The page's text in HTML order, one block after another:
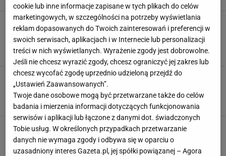
Komunia w domu czy w lokalu?
Dziś to wybieramy chętniej. "Wszyscy się tam
męczyliśmy"
KOMUNIA PRZEKĄSKA RESTAURACJA
Łabędzi puch to już przeżytek. Teraz to ciasto
zrobi furorę na komunii
CIASTA DOMOWE CIASTO LEŚNY MECH KOMUNIA
Co jedzą Polacy na komuniach? Kucharki są w
szoku. "Co to są gordonble?!"
JEDZENIE KOMUNIA NEWS
cookie lub inne informacje zapisane w tych plikach do celów
marketingowych, w szczególności na potrzeby wyświetlania
reklam dopasowanych do Twoich zainteresowań i preferencji w
swoich serwisach, aplikacjach i w Internecie lub personalizacji
treści w nich wyświetlanych. Wyrażenie zgody jest dobrowolne.
Jeśli nie chcesz wyrazić zgody, chcesz ograniczyć jej zakres lub
chcesz wycofać zgodę uprzednio udzieloną przejdź do
„Ustawień Zaawansowanych”.
Twoje dane osobowe mogą być przetwarzane także do celów
badania i mierzenia informacji dotyczących funkcjonowania
serwisów i aplikacji lub łączone z danymi dot. świadczonych
Tobie usług. W określonych przypadkach przetwarzanie
danych nie wymaga zgody i odbywa się w oparciu o
uzasadniony interes Gazeta.pl, jej spółki powiązanej – Agora